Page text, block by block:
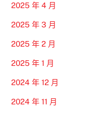
2025 年 4 月
2025 年 3 月
2025 年 2 月
2025 年 1 月
2024 年 12 月
2024 年 11 月